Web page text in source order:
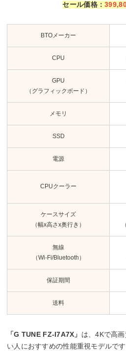
セール価格：
BTOメーカー
CPU
GPU
（グラフィックボード）
メモリ
SSD
電源
CPUクーラー
ケースサイズ
（幅x高さx奥行き）
無線
（Wi-Fi/Bluetooth）
保証期間
送料
「G TUNE FZ-I7A7X」 は、4Kで高
い人におすすめの性能重視モデルです